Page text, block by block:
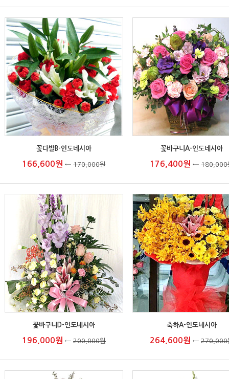
꽃다발B-인도네시아
166,600원 ← 170,000원
꽃바구니A-인도네시아
176,400원 ← 180,000
꽃바구니D-인도네시아
196,000원 ← 200,000원
축하A-인도네시아
264,600원 ← 270,000